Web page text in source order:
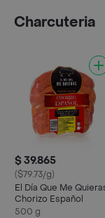
Charcuteria
$ 39.865
($79.73/g)
El Día Que Me
Chorizo Español
500 g